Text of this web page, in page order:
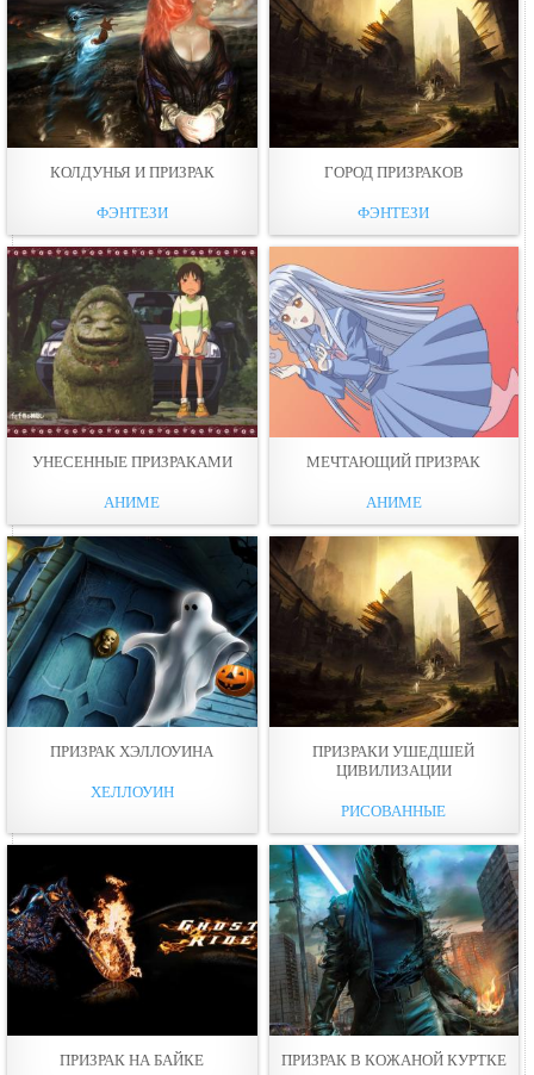
КОЛДУНЬЯ И ПРИЗРАК
ФЭНТЕЗИ
ГОРОД ПРИЗРАКОВ
ФЭНТЕЗИ
УНЕСЕННЫЕ ПРИЗРАКАМИ
АНИМЕ
МЕЧТАЮЩИЙ ПРИЗРАК
АНИМЕ
ПРИЗРАК ХЭЛЛОУИНА
ХЕЛЛОУИН
ПРИЗРАКИ УШЕДШЕЙ
ЦИВИЛИЗАЦИИ
РИСОВАННЫЕ
ПРИЗРАК НА БАЙКЕ ПРИЗРАК В КОЖАНОЙ КУРТКЕ